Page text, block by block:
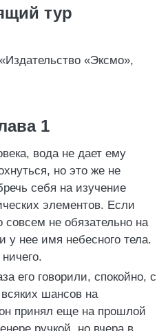
тур
«Эксмо»,
1
вода не дает ему
но это же не
себя на изучение
элементов. Если
не обязательно на
у нее имя небесного тела.
его говорили, спокойно, с
шансов на
принял еще на прошлой